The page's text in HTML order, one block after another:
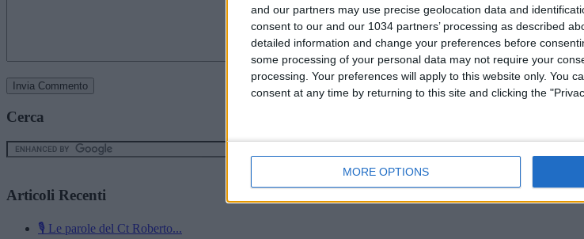
and our partners may use precise geolocation data and
consent to our and our 1034 partners’ processing as described
detailed information and change your preferences before
some processing of your personal data may not require your
processing. Your preferences will apply to this website only. You
consent at any time by returning to this site and clicking the
MORE OPTIONS
Cerca
Articoli Recenti
🎙️ Le parole del Ct Roberto...